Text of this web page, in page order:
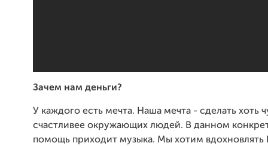
Зачем нам деньги?
У каждого есть мечта. Наша мечта - сделать хоть
счастливее окружающих людей. В данном
помощь приходит музыка. Мы хотим вдохновлять